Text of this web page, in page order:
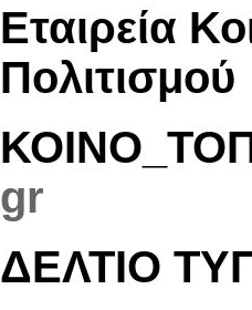
Εταιρεία
Πολιτισμού
gr
ΔΕΛΤΙΟ